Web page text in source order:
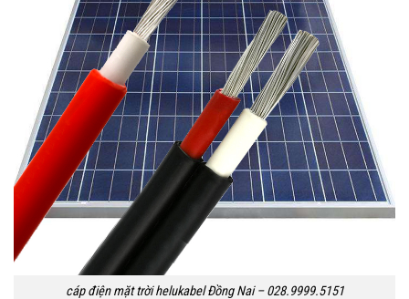
cáp điện mặt trời helukabel Đồng Nai – 028.9999.5151